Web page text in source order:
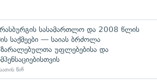
სასამართლო და 2008 წლის
საქმეები — საიას ბრძოლა
უფლებებისა და
წინ